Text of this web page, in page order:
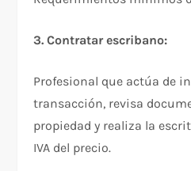
3. Contratar escribano:
Profesional que actúa de
transacción, revisa
propiedad y realiza la
IVA del precio.​